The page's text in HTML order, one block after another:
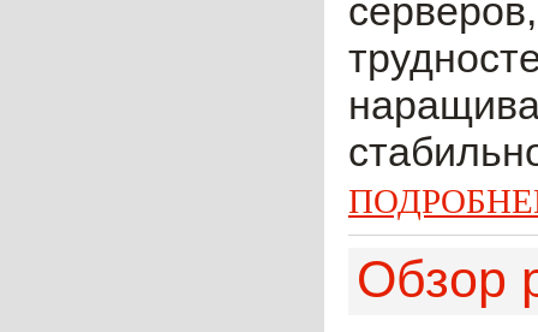
Обзор